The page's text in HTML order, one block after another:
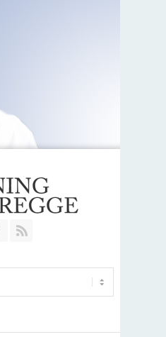
Join our Facebook Group